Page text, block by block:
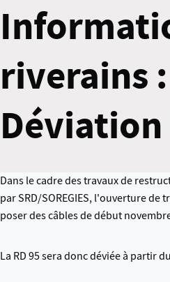
riverains :
Déviation
Dans le cadre des travaux de
par SRD/SOREGIES, l'ouverture de
poser des câbles de début
La RD 95 sera donc déviée à partir du